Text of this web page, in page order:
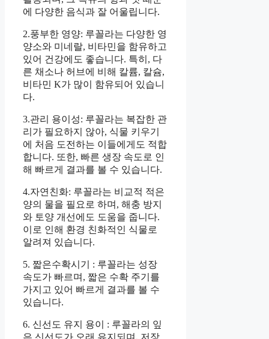
에 다양한 음식과 잘 어울립니다.
2.풍부한 영양: 루꼴라는 다양한 영
양소와 미네랄, 비타민을 함유하고
있어 건강에도 좋습니다. 특히, 다
른 채소나 허브에 비해 칼륨, 칼슘,
비타민 K가 많이 함유되어 있습니
다.
3.관리 용이성: 루꼴라는 복잡한 관
리가 필요하지 않아, 식물 키우기
에 처음 도전하는 이들에게도 적합
합니다. 또한, 빠른 생장 속도로 인
해 빠르게 결과를 볼 수 있습니다.
4.자연친화: 루꼴라는 비교적 적은
양의 물을 필요로 하며, 해충 방지
와 토양 개선에도 도움을 줍니다.
이로 인해 환경 친화적인 식물로
알려져 있습니다.
5. 짧은수확시기 : 루꼴라는 성장
속도가 빠르며, 짧은 수확 주기를
가지고 있어 빠르게 결과를 볼 수
있습니다.
6. 신선도 유지 용이 : 루꼴라의 잎
은 신선도가 오래 유지되며, 저장